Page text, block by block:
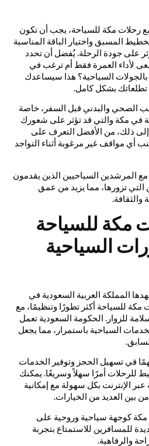
رحلات مكة للسياحة، يجب أن تكون
المسبق واختيار الباقة المناسبة
على جودة الرحلة. يُفضل أن تحدد
لأداء العمرة فقط أم ترغب في
بالجولات السياحية؟ هذا سيساعدك
تطلعاتك بشكل كامل.
الصحي والبدني قبل السفر، خاصة
في مكة والتي قد تؤثر على شعورك
إلى ذلك، من الأفضل التعرف على
أي مواقف غير مرغوبة أثناء التواجد
مع المرشدين السياحيين الذين يقدمون
تزورها، مما يزيد من عمق
والثقافة.
مكة للسياحة
السياحية
المملكة العربية السعودية في
للسياحة أكثر تطورًا وتنظيمًا، مع
للزوار. الحكومة السعودية تعمل
السياحية باستمرار، مما يجعل
في تسهيل الحجز وتوفير الخدمات
للرحلات أمرًا سهلاً وسريعًا. يمكنك
الإنترنت بكل سهولة مع إمكانية
بين العديد من الخيارات.
مكة كوجهة سياحية وروحية على
للمسافرين للاستمتاع بتجربة
والرفاهية.